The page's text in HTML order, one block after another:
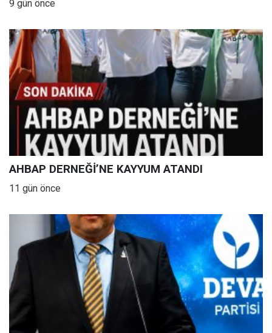
9 gün önce
AHBAP DERNEĞİ’NE KAYYUM ATANDI
11 gün önce